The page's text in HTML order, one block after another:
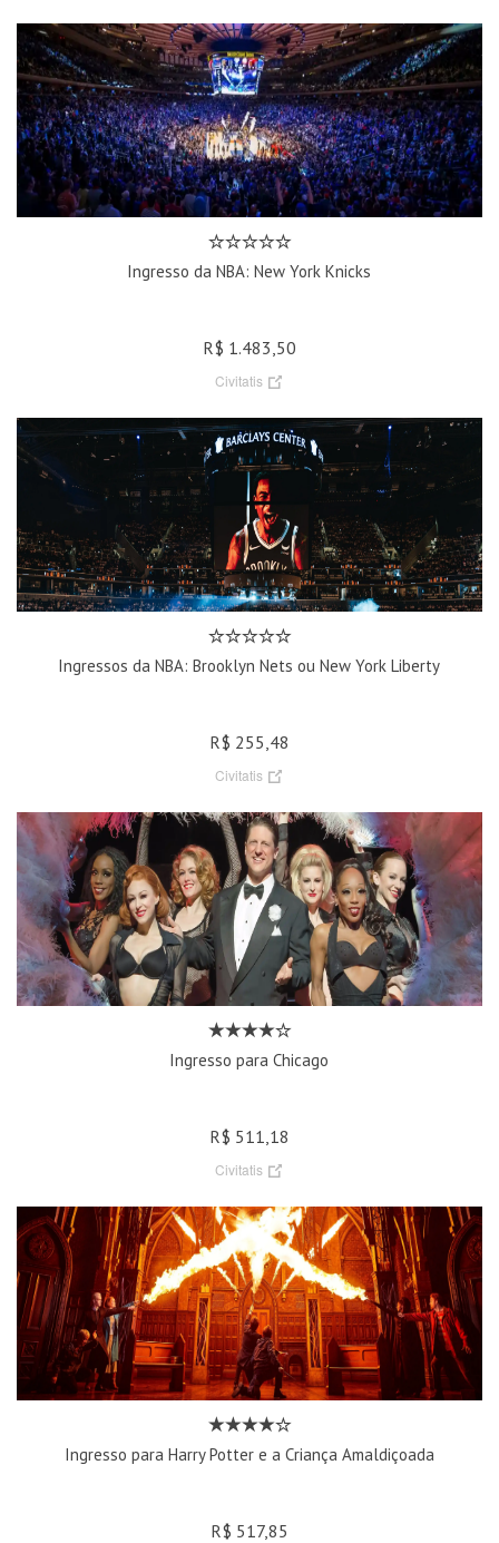
Ingresso da NBA: New York Knicks
R$ 1.483,50
Civitatis
Ingressos da NBA: Brooklyn Nets ou New York Liberty
R$ 255,48
Civitatis
Ingresso para Chicago
R$ 511,18
Civitatis
Ingresso para Harry Potter e a Criança Amaldiçoada
R$ 517,85